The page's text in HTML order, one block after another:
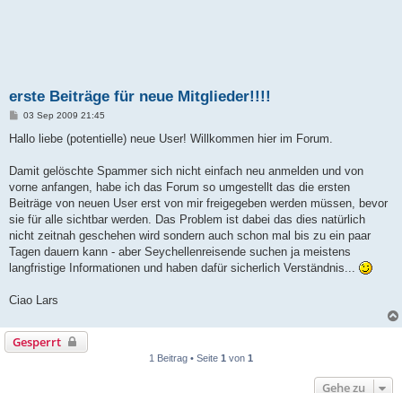
erste Beiträge für neue Mitglieder!!!!
B
i
a
03 Sep 2009 21:45
Hallo liebe (potentielle) neue User! Willkommen hier im Forum.
Damit gelöschte Spammer sich nicht einfach neu anmelden und von
vorne anfangen, habe ich das Forum so umgestellt das die ersten
Beiträge von neuen User erst von mir freigegeben werden müssen, bevor
sie für alle sichtbar werden. Das Problem ist dabei das dies natürlich
nicht zeitnah geschehen wird sondern auch schon mal bis zu ein paar
Tagen dauern kann - aber Seychellenreisende suchen ja meistens
langfristige Informationen und haben dafür sicherlich Verständnis...
Ciao Lars
Gesperrt
1 Beitrag • Seite 1 von 1
Gehe zu